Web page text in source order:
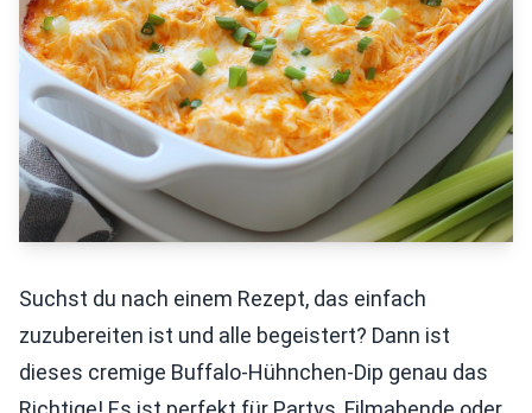
Suchst du nach einem Rezept, das einfach
zuzubereiten ist und alle begeistert? Dann ist
dieses cremige Buffalo-Hühnchen-Dip genau das